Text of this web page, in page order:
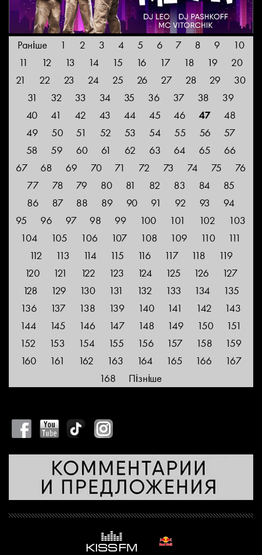
Раніше 1 2 3 4 5 6 7 8 9
10
11
12 13 14 15 16 17 18 19
20
21
22 23 24 25 26 27 28 29
30
31
32 33 34 35 36 37 38
39
40
41 42 43 44 45 46 47
48
49
50 51 52 53 54 55 56
57
58
59 60 61 62 63 64 65
66
67
68 69 70 71 72 73 74 75
76
77
78 79 80 81 82 83 84
85
86
87 88 89 90 91 92 93
94
95
96 97 98 99 100 101 102
103
104
105 106 107 108 109 110
111
112
113 114 115 116 117 118
119
120
121 122 123 124 125 126
127
128
129 130 131 132 133 134
135
136
137 138 139 140 141 142
143
144
145 146 147 148 149 150
151
152
153 154 155 156 157 158
159
160
161 162 163 164 165 166
167
168
Пізніше